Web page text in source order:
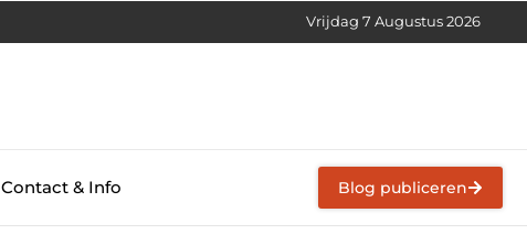
Vrijdag 7 Augustus 2026
Contact & Info Blog publiceren